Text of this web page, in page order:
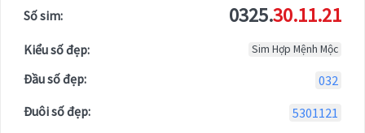
Số sim: 0325.30.11.21
Kiểu số đẹp: Sim Hợp Mệnh Mộc
Đầu số đẹp:
032
Đuôi số đẹp:
5301121